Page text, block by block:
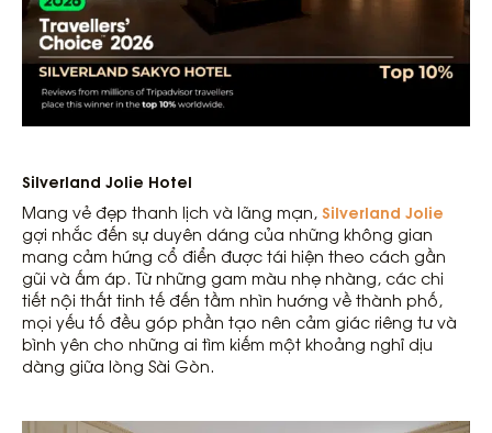
Silverland Jolie Hotel
Mang vẻ đẹp thanh lịch và lãng mạn, Silverland Jolie
gợi nhắc đến sự duyên dáng của những không gian
mang cảm hứng cổ điển được tái hiện theo cách gần
gũi và ấm áp. Từ những gam màu nhẹ nhàng, các chi
tiết nội thất tinh tế đến tầm nhìn hướng về thành phố,
mọi yếu tố đều góp phần tạo nên cảm giác riêng tư và
bình yên cho những ai tìm kiếm một khoảng nghỉ dịu
dàng giữa lòng Sài Gòn.